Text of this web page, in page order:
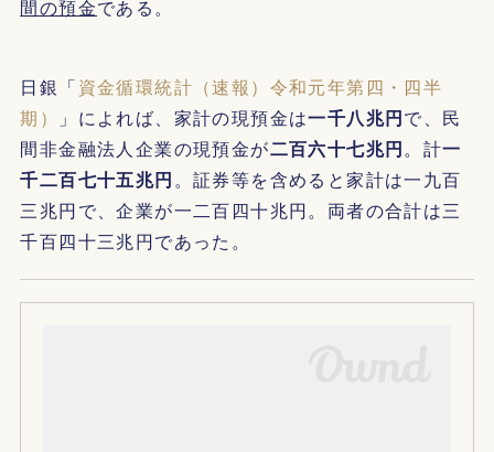
間の預金である。
日銀「資金循環統計（速報）令和元年第四・四半
期）
」によれば、家計の現預金は一千八兆円で、民
間非金融法人企業の現預金が二百六十七兆円。計一
千二百七十五兆円。証券等を含めると家計は一九百
三兆円で、企業が一二百四十兆円。両者の合計は三
千百四十三兆円であった。